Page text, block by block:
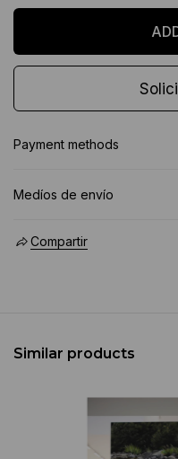
Payment methods
Medíos de envío
Compartir
Similar products